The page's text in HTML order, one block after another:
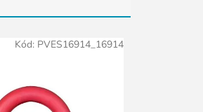
Kód: PVES16914_16914